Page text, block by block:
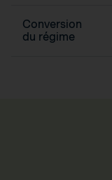
Conversion
du régime